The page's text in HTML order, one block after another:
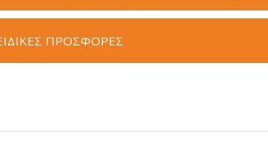
ΕΙΔΙΚΕΣ ΠΡΟΣΦΟΡΕΣ